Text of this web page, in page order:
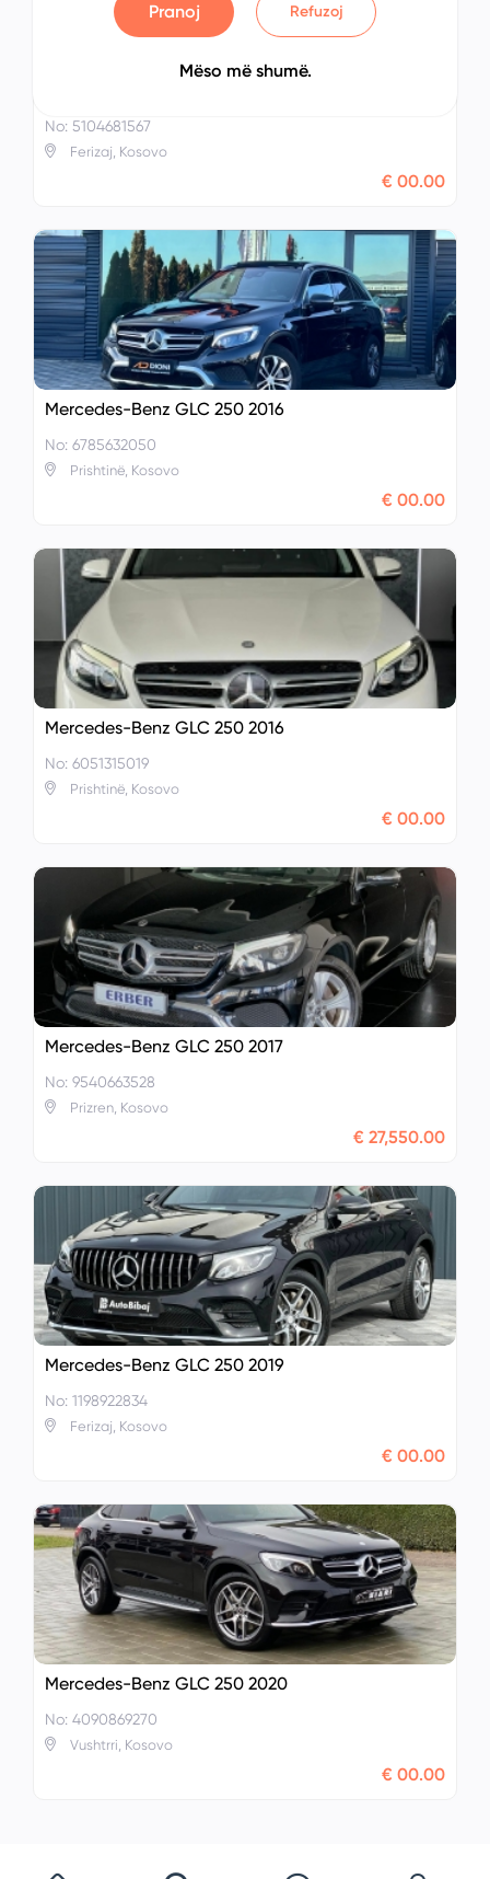
No: 5104681567
Ferizaj, Kosovo
€ 00.00
Mercedes-Benz GLC 250 2016
No: 6785632050
Prishtinë, Kosovo
€ 00.00
Mercedes-Benz GLC 250 2016
No: 6051315019
Prishtinë, Kosovo
€ 00.00
Mercedes-Benz GLC 250 2017
No: 9540663528
Prizren, Kosovo
€ 27,550.00
Mercedes-Benz GLC 250 2019
No: 1198922834
Ferizaj, Kosovo
€ 00.00
Mercedes-Benz GLC 250 2020
No: 4090869270
Vushtrri, Kosovo
€ 00.00
Pranoj Refuzoj
Mëso më shumë.